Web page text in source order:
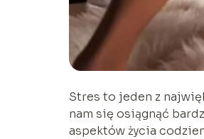
Stres to jeden z
nam się osiągnąć
aspektów życia